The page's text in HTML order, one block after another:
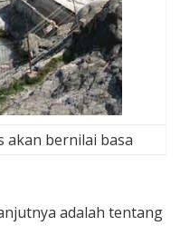
akan bernilai basa
adalah tentang